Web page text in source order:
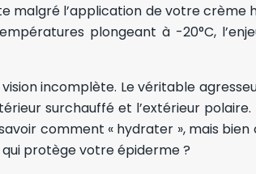
malgré l’application de votre crème
plongeant à -20°C,
incomplète. Le véritable
surchauffé et l’extérieur
comment « hydrater », mais
qui protège votre épiderme ?